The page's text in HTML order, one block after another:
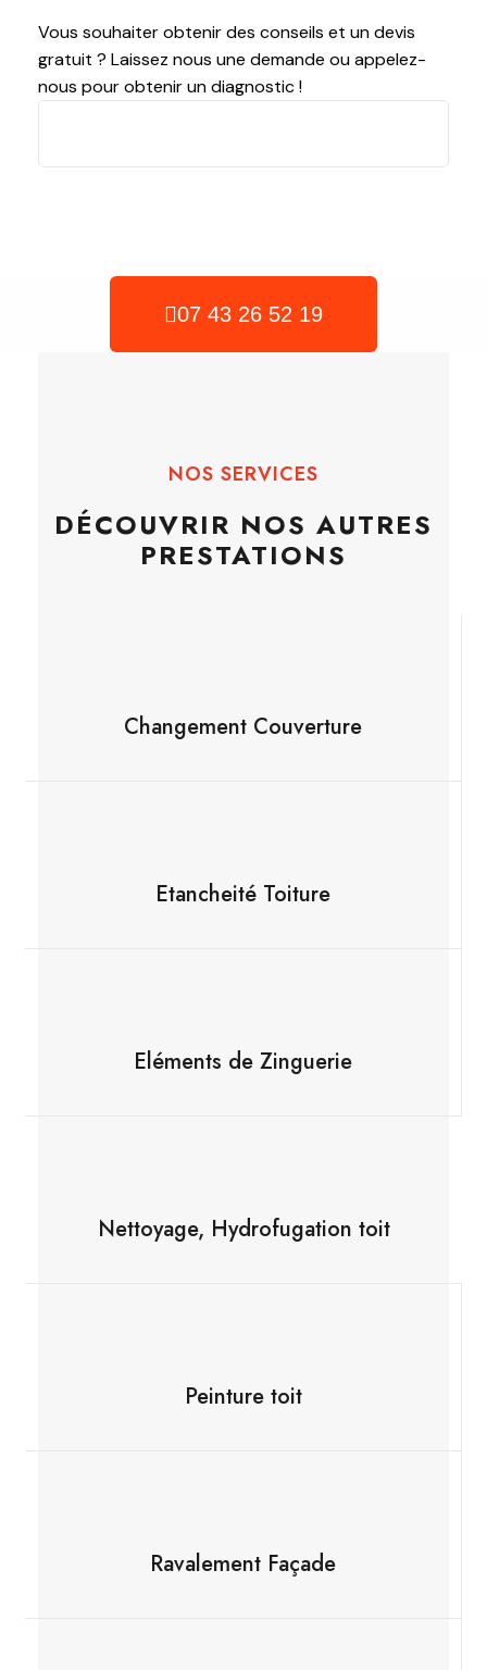
Vous souhaiter obtenir des conseils et un devis
gratuit ? Laissez nous une demande ou appelez-
nous pour obtenir un diagnostic !
07 43 26 52 19
NOS SERVICES
DÉCOUVRIR NOS AUTRES
PRESTATIONS
Changement Couverture
Etancheité Toiture
Eléments de Zinguerie
Nettoyage, Hydrofugation toit
Peinture toit
Ravalement Façade